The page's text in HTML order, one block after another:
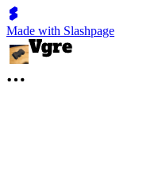
Made with Slashpage